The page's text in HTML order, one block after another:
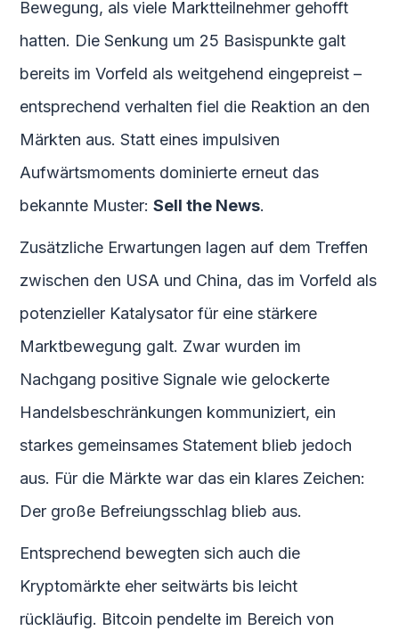
Bewegung, als viele Marktteilnehmer gehofft
hatten. Die Senkung um 25 Basispunkte galt
bereits im Vorfeld als weitgehend eingepreist –
entsprechend verhalten fiel die Reaktion an den
Märkten aus. Statt eines impulsiven
Aufwärtsmoments dominierte erneut das
bekannte Muster:Sell the News.
Zusätzliche Erwartungen lagen auf dem Treffen
zwischen den USA und China, das im Vorfeld als
potenzieller Katalysator für eine stärkere
Marktbewegung galt. Zwar wurden im
Nachgang positive Signale wie gelockerte
Handelsbeschränkungen kommuniziert, ein
starkes gemeinsames Statement blieb jedoch
aus. Für die Märkte war das ein klares Zeichen:
Der große Befreiungsschlag blieb aus.
Entsprechend bewegten sich auch die
Kryptomärkte eher seitwärts bis leicht
rückläufig. Bitcoin pendelte im Bereich von